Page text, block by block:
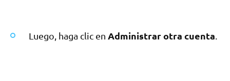
Luego, haga clic en Administrar otra cuenta